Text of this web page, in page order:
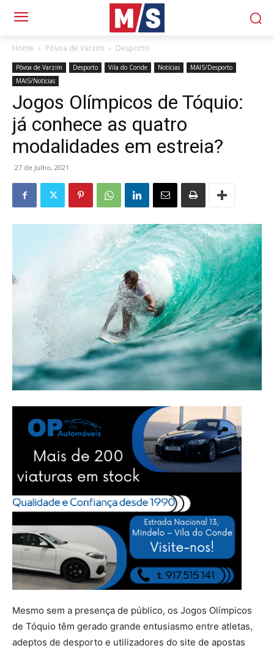
Home Póvoa de Varzim Desporto
Póvoa de Varzim Desporto Vila do Conde Notícias
MAIS/Desporto
MAIS/Notícias
Jogos Olímpicos de Tóquio:
já conhece as quatro
modalidades em estreia?
27 de Julho, 2021
Mesmo sem a presença de público, os Jogos Olímpicos
de Tóquio têm gerado grande entusiasmo entre atletas,
adeptos de desporto e utilizadores do site de apostas